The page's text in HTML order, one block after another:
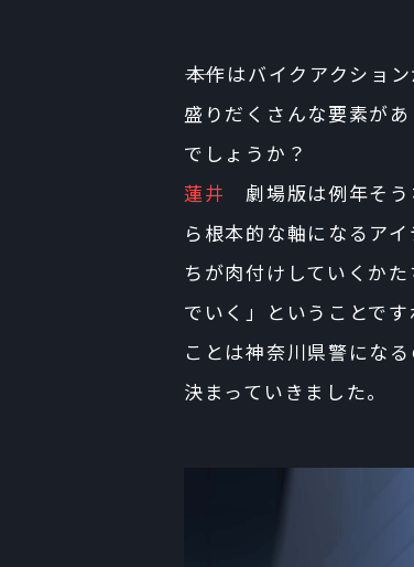
――本作はバイクアクショ
盛りだくさんな要素が
でしょうか？
蓮井
劇場版は例年そう
ら根本的な軸になるア
ちが肉付けしていくか
でいく」ということで
ことは神奈川県警にな
決まっていきました。